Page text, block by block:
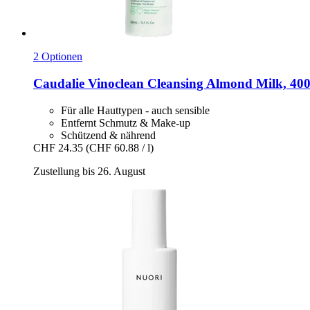
2 Optionen
Caudalie Vinoclean Cleansing Almond Milk,
Für alle Hauttypen - auch sensible
Entfernt Schmutz & Make-up
Schützend & nährend
CHF 24.35 (CHF 60.88 / l)
Zustellung bis 26. August